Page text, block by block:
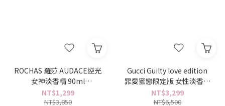
ROCHAS 羅莎 AUDACE逆光
女神淡香精 90ml
TESTER(環保盒)
NT$1,299
NT$3,850
Gucci Guilty love edition
罪愛蜜戀限定版 女性淡香精
90ml TESTER (環保盒)
NT$3,299
NT$6,500